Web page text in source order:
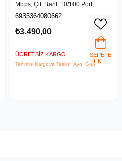
Mbps, Çift Bant, 10/100 Port,
4G/3G SIM Yuvası, Kablosuz 4G
6935364080662
₺3.490,00
ÜCRETSIZ KARGO
Tahmini Kargoya Teslim: Aynı Gün
SEPETE
EKLE